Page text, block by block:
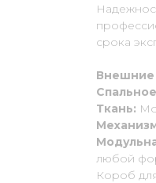
срока
Внешние
Ткань:
любой
Короб